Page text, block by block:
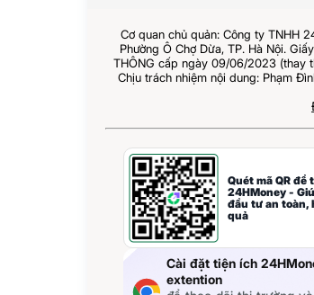
Cơ quan chủ quản: Công ty TNHH
Phường Ô Chợ Dừa, TP. Hà Nội.
THÔNG cấp ngày 09/06/2023 (thay
Chịu trách nhiệm nội dung: Phạm
Quét mã QR để
24HMoney -
đầu tư an toàn,
quả
Cài đặt tiện ích
extention